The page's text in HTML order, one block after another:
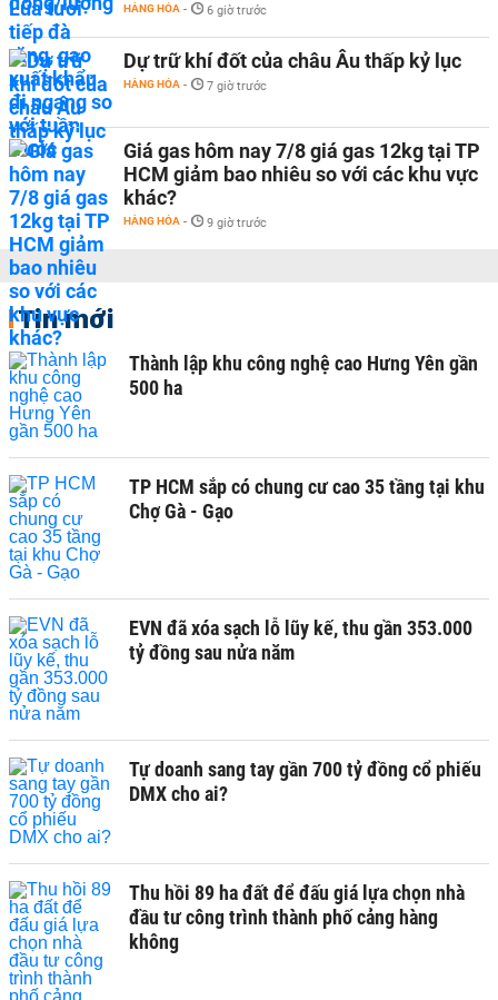
HÀNG HÓA - 6 giờ trước
Dự trữ khí đốt của châu Âu thấp kỷ lục
HÀNG HÓA - 7 giờ trước
Giá gas hôm nay 7/8 giá gas 12kg tại TP
HCM giảm bao nhiêu so với các khu vực
khác?
HÀNG HÓA - 9 giờ trước
Tin mới
Thành lập khu công nghệ cao Hưng Yên gần
500 ha
TP HCM sắp có chung cư cao 35 tầng tại khu
Chợ Gà - Gạo
EVN đã xóa sạch lỗ lũy kế, thu gần 353.000
tỷ đồng sau nửa năm
Tự doanh sang tay gần 700 tỷ đồng cổ phiếu
DMX cho ai?
Thu hồi 89 ha đất để đấu giá lựa chọn nhà
đầu tư công trình thành phố cảng hàng
không